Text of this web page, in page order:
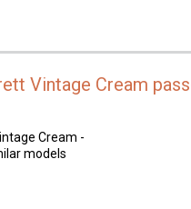
Vintage Cream
Cream -
models